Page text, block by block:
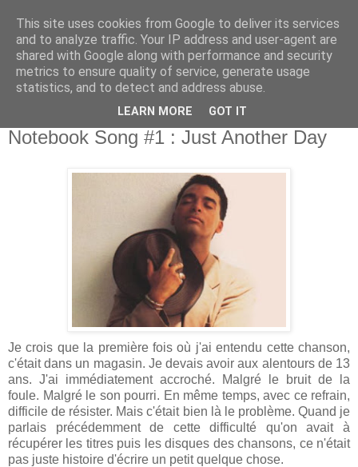
Notebook Song #1 : Just Another Day
Je crois que la première fois où j'ai entendu cette chanson,
c'était dans un magasin. Je devais avoir aux alentours de 13
ans. J'ai immédiatement accroché. Malgré le bruit de la
foule. Malgré le son pourri. En même temps, avec ce refrain,
difficile de résister. Mais c'était bien là le problème. Quand je
parlais précédemment de cette difficulté qu'on avait à
récupérer les titres puis les disques des chansons, ce n'était
pas juste histoire d'écrire un petit quelque chose.
This site uses cookies from Google to deliver its services
and to analyze traffic. Your IP address and user-agent are
shared with Google along with performance and security
metrics to ensure quality of service, generate usage
statistics, and to detect and address abuse.
LEARN MORE GOT IT